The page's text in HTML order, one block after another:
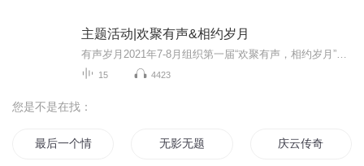
主题活动|欢聚有声&相约岁月
15 4423
您是不是在找：
最后一个情人节 无影无题 庆云传奇